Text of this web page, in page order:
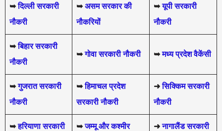
➥ दिल्ली सरकारी
नौकरी
➥असम सरकार की
नौकरियों
➥ यूपी सरकारी
नौकरी
➥बिहार सरकारी
नौकरी
➥गोवा सरकारी नौकरी ➥ मध्य प्रदेश वैकेंसी
➥ गुजरात सरकारी
नौकरी
➥हिमाचल प्रदेश
सरकारी नौकरी
➜ सिक्किम सरकारी
नौकरी
➥हरियाणा सरकारी
➥जम्मू और कश्मीर
➜ नागालैंड सरकारी